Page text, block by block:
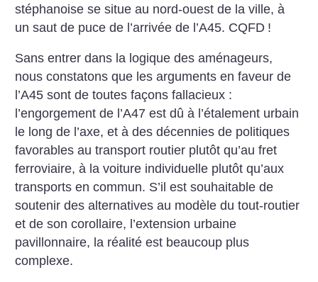
stéphanoise se situe au nord-ouest de la ville, à
un saut de puce de l’arrivée de l’A45. CQFD !
Sans entrer dans la logique des aménageurs,
nous constatons que les arguments en faveur de
l’A45 sont de toutes façons fallacieux :
l’engorgement de l’A47 est dû à l’étalement urbain
le long de l’axe, et à des décennies de politiques
favorables au transport routier plutôt qu’au fret
ferroviaire, à la voiture individuelle plutôt qu’aux
transports en commun. S’il est souhaitable de
soutenir des alternatives au modèle du tout-routier
et de son corollaire, l’extension urbaine
pavillonnaire, la réalité est beaucoup plus
complexe.